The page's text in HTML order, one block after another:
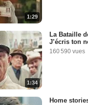
1:29
1:34
La Bataille
J’écris ton
160 590 vues
Home